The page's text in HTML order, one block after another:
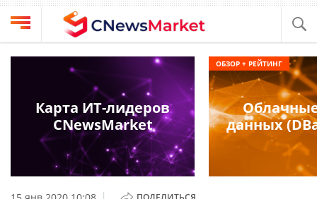
Выбрать
провайдера
Компании
обзоры
CNews
Конференции
Техника
Карта ИТ-лидеров
CNewsMarket
данных
ОБЗОР + РЕЙТИНГ